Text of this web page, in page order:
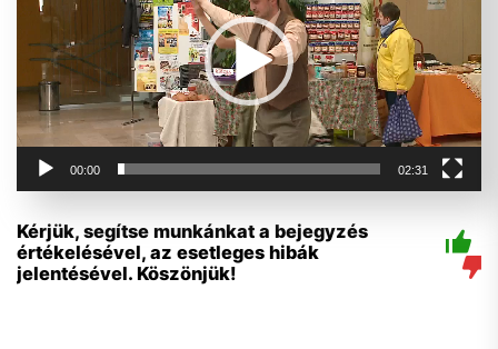
00:00 02:31
Kérjük, segítse munkánkat a bejegyzés
értékelésével, az esetleges hibák
jelentésével. Köszönjük!